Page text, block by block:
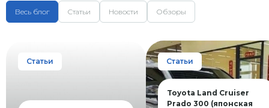
Весь блог Статьи Новости Обзоры
Статьи Статьи
Toyota Land Cruiser
Prado 300 (японская